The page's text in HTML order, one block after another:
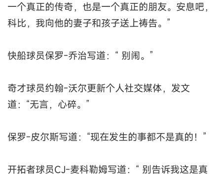
一个真正的传奇，也是一个真正的朋友。安息吧，
科比，我向他的妻子和孩子送上祷告。”
快船球员保罗-乔治写道：“ 别闹。”
奇才球员约翰-沃尔更新个人社交媒体，发文
道：“无言，心碎。”
保罗-皮尔斯写道：“现在发生的事都不是真的！”
开拓者球员CJ-麦科勒姆写道：“ 别告诉我这是真